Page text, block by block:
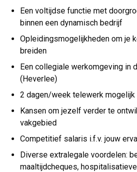
Een voltijdse functie met
binnen een dynamisch bedrijf
Opleidingsmogelijkheden om je
breiden
Een collegiale werkomgeving in
(Heverlee)
2 dagen/week telewerk mogelijk
Kansen om jezelf verder te
vakgebied
Competitief salaris i.f.v. jouw
Diverse extralegale voordelen:
maaltijdcheques,